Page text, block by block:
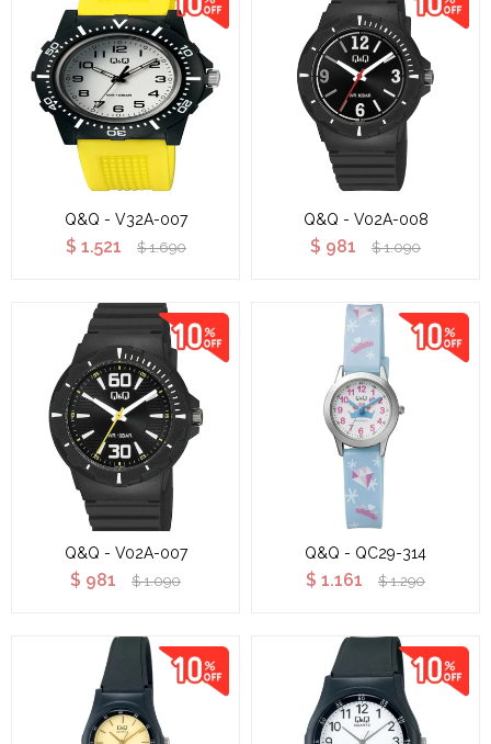
Q&Q - V32A-007
$ 1.521 $ 1.690
Q&Q - V02A-008
$ 981 $ 1.090
Q&Q - V02A-007
$ 981 $ 1.090
Q&Q - QC29-314
$ 1.161 $ 1.290